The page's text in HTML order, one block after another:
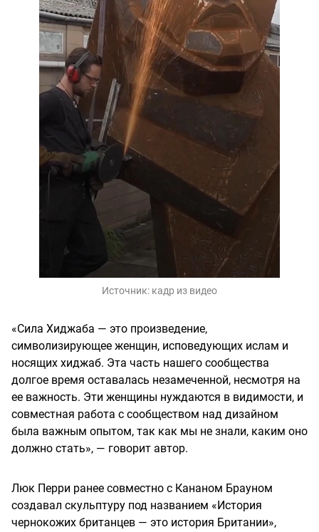
Источник: кадр из видео
«Сила Хиджаба — это произведение,
символизирующее женщин, исповедующих ислам и
носящих хиджаб. Эта часть нашего сообщества
долгое время оставалась незамеченной, несмотря на
ее важность. Эти женщины нуждаются в видимости, и
совместная работа с сообществом над дизайном
была важным опытом, так как мы не знали, каким оно
должно стать», — говорит автор.
Люк Перри ранее совместно с Кананом Брауном
создавал скульптуру под названием «История
чернокожих британцев — это история Британии»,